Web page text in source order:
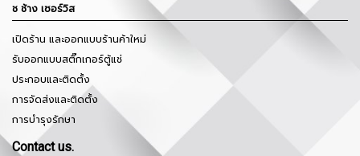
ช ช้าง เซอร์วิส
เปิดร้าน และออกแบบร้านค้าใหม่
รับออกแบบสติ๊กเกอร์ตู้แช่
ประกอบและติดตั้ง
การจัดส่งและติดตั้ง
การบำรุงรักษา
Contact us.